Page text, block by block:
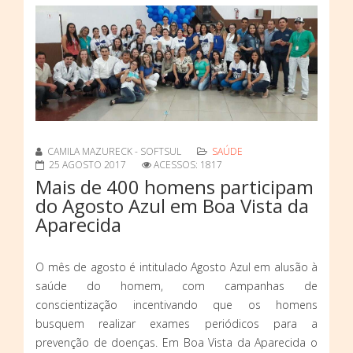
CAMILA MAZURECK - SOFTSUL
SAÚDE
25 AGOSTO 2017
ACESSOS: 1817
Mais de 400 homens participam
do Agosto Azul em Boa Vista da
Aparecida
O mês de agosto é intitulado Agosto Azul em alusão à
saúde do homem, com campanhas de
conscientização incentivando que os homens
busquem realizar exames periódicos para a
prevenção de doenças. Em Boa Vista da Aparecida o